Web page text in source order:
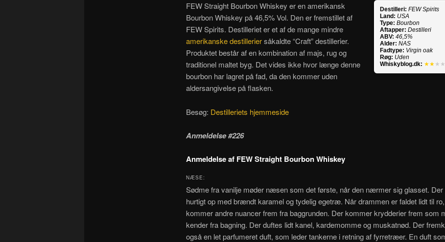
Destilleri: FEW Spirits
Land: USA
Type: Bourbon
Aftapper: Destilleri
ABV: 46,5%
Alder: NAS
Fadtype: Virgin oak
Røg: Uden
Whiskyblog.dk: ★★
FEW Straight Bourbon Whiskey er en amerikansk
Bourbon Whiskey på 46,5% Vol. Den er fremstillet af
FEW Spirits. Destilleriet er et af de mange mindre
amerikanske destilleriersåkaldte “Craft” destillerier.
Produktet består af en kombination af majs, rug og
traditionel maltet byg. Det vides ikke hvor længe denne
bourbon har lagret på fad, da den kommer uden
aldersangivelse på flasken.
Besøg: Destilleriets hjemmeside
Anmeldelse #226
Anmeldelse af FEW Straight Bourbon Whiskey
NÆSE:
Sødme fra vanilje møder næsen som det første, når den nærmer sig glasset. Der
hurtigt op med brændt karamel og tydelig egetræ. Når drammen er faldet lidt til ro,
kommer andre nuancer frem fra baggrunden. Der kommer krydderier frem som
kender fra bagning. Der duftes lidt kanel, kardemomme og muskatnød. Der
også en let parfumeret duft, som leder tankerne i retning af fyrretræer. En duft